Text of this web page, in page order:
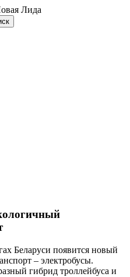
Беларуси появится новый
– электробусы.
гибрид троллейбуса и